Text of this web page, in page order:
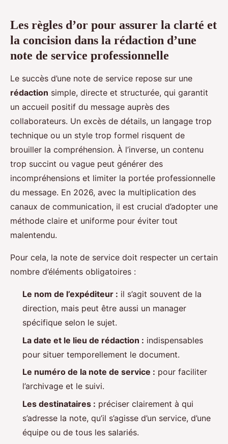
Les règles d’or pour assurer la clarté et
la concision dans la rédaction d’une
note de service professionnelle
Le succès d’une note de service repose sur une
rédaction simple, directe et structurée, qui garantit
un accueil positif du message auprès des
collaborateurs. Un excès de détails, un langage trop
technique ou un style trop formel risquent de
brouiller la compréhension. À l’inverse, un contenu
trop succint ou vague peut générer des
incompréhensions et limiter la portée professionnelle
du message. En 2026, avec la multiplication des
canaux de communication, il est crucial d’adopter une
méthode claire et uniforme pour éviter tout
malentendu.
Pour cela, la note de service doit respecter un certain
nombre d’éléments obligatoires :
Le nom de l’expéditeur : il s’agit souvent de la
direction, mais peut être aussi un manager
spécifique selon le sujet.
La date et le lieu de rédaction : indispensables
pour situer temporellement le document.
Le numéro de la note de service : pour faciliter
l’archivage et le suivi.
Les destinataires : préciser clairement à qui
s’adresse la note, qu’il s’agisse d’un service, d’une
équipe ou de tous les salariés.